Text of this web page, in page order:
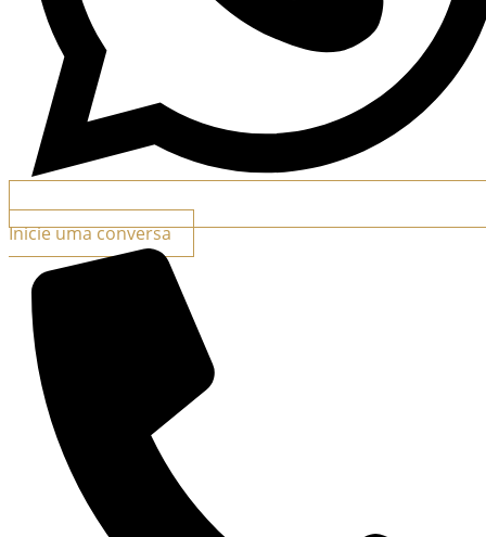
Inicie uma conversa